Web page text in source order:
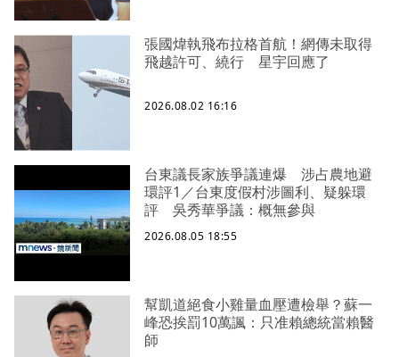
張國煒執飛布拉格首航！網傳未取得
飛越許可、繞行 星宇回應了
2026.08.02 16:16
台東議長家族爭議連爆 涉占農地避
環評1／台東度假村涉圖利、疑躲環
評 吳秀華爭議：概無參與
2026.08.05 18:55
幫凱道絕食小雞量血壓遭檢舉？蘇一
峰恐挨罰10萬諷：只准賴總統當賴醫
師